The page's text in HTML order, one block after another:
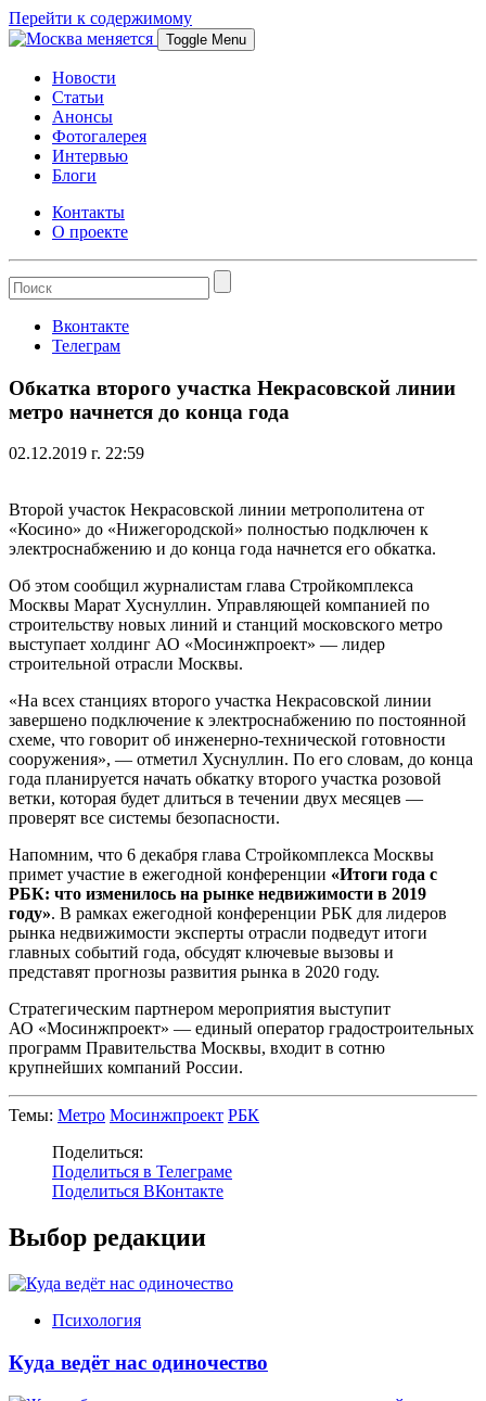
Перейти к содержимому
Toggle Menu
Новости
Статьи
Анонсы
Фотогалерея
Интервью
Блоги
Контакты
О проекте
Вконтакте
Телеграм
Обкатка второго участка Некрасовской линии
метро начнется до конца года
02.12.2019 г. 22:59
Второй участок Некрасовской линии метрополитена от
«Косино» до «Нижегородской» полностью подключен к
электроснабжению и до конца года начнется его обкатка.
Об этом сообщил журналистам глава Стройкомплекса
Москвы Марат Хуснуллин. Управляющей компанией по
строительству новых линий и станций московского метро
выступает холдинг АО «Мосинжпроект» — лидер
строительной отрасли Москвы.
«На всех станциях второго участка Некрасовской линии
завершено подключение к электроснабжению по постоянной
схеме, что говорит об инженерно-технической готовности
сооружения», — отметил Хуснуллин. По его словам, до конца
года планируется начать обкатку второго участка розовой
ветки, которая будет длиться в течении двух месяцев —
проверят все системы безопасности.
Напомним, что 6 декабря глава Стройкомплекса Москвы
примет участие в ежегодной конференции «Итоги года с
РБК: что изменилось на рынке недвижимости в 2019
году». В рамках ежегодной конференции РБК для лидеров
рынка недвижимости эксперты отрасли подведут итоги
главных событий года, обсудят ключевые вызовы и
представят прогнозы развития рынка в 2020 году.
Стратегическим партнером мероприятия выступит
АО «Мосинжпроект» — единый оператор градостроительных
программ Правительства Москвы, входит в сотню
крупнейших компаний России.
Темы: Метро Мосинжпроект РБК
Поделиться:
Поделиться в Телеграме
Поделиться ВКонтакте
Выбор редакции
Психология
Куда ведёт нас одиночество